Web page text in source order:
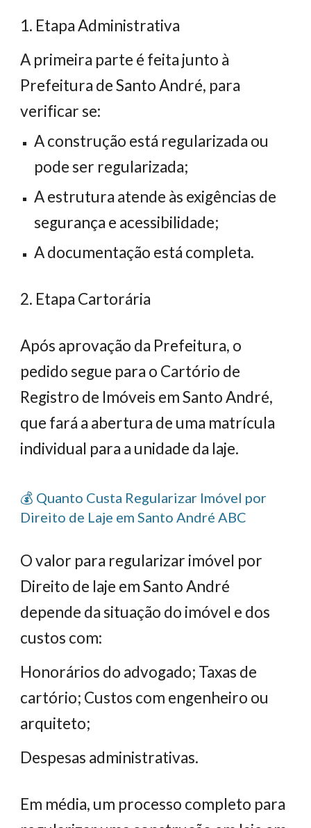
1. Etapa Administrativa
A primeira parte é feita junto à
Prefeitura de Santo André, para
verificar se:
A construção está regularizada ou
pode ser regularizada;
A estrutura atende às exigências de
segurança e acessibilidade;
A documentação está completa.
2. Etapa Cartorária
Após aprovação da Prefeitura, o
pedido segue para o Cartório de
Registro de Imóveis em Santo André,
que fará a abertura de uma matrícula
individual para a unidade da laje.
💰 Quanto Custa Regularizar Imóvel por
Direito de Laje em Santo André ABC
O valor para regularizar imóvel por
Direito de laje em Santo André
depende da situação do imóvel e dos
custos com:
Honorários do advogado; Taxas de
cartório; Custos com engenheiro ou
arquiteto;
Despesas administrativas.
Em média, um processo completo para